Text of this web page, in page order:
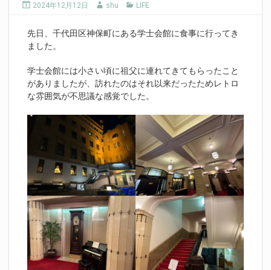
2024年12月12日 shu LIFE
先日、千代田区神保町にある学士会館に食事に行ってき
ました。
学士会館には小さい頃に祖父に連れてきてもらったこと
がありましたが、訪れたのはそれ以来だったためレトロ
な雰囲気が不思議な感覚でした。